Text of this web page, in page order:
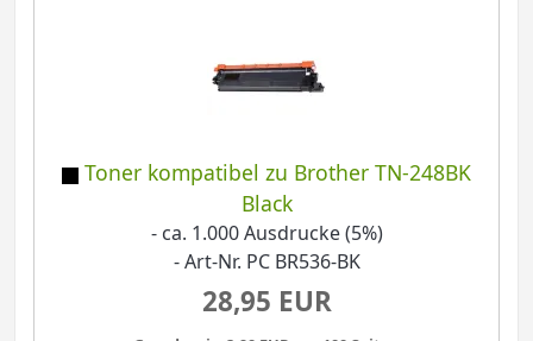
Toner kompatibel zu Brother TN-248BK
Black
- ca. 1.000 Ausdrucke (5%)
- Art-Nr. PC BR536-BK
28,95 EUR